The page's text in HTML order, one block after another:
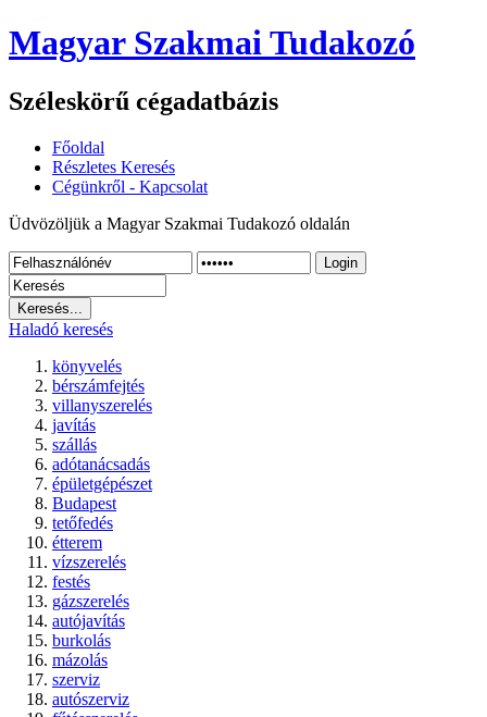
Magyar Szakmai Tudakozó
Széleskörű cégadatbázis
Főoldal
Részletes Keresés
Cégünkről - Kapcsolat
Üdvözöljük a Magyar Szakmai Tudakozó oldalán
Login
Haladó keresés
könyvelés
bérszámfejtés
villanyszerelés
javítás
szállás
adótanácsadás
épületgépészet
Budapest
tetőfedés
étterem
vízszerelés
festés
gázszerelés
autójavítás
burkolás
mázolás
szerviz
autószerviz